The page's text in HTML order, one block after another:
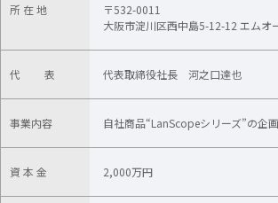
所 在 地
〒532-0011
大阪市淀川区西中島5-12-12 エムオ
代 表 代表取締役社長 河之口達也
事業内容 自社商品“LanScopeシリーズ”の企
資 本 金 2,000万円